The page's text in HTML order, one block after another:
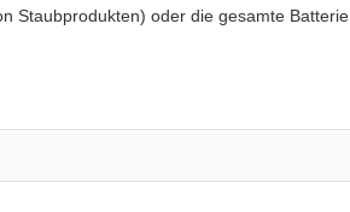
Staubprodukten) oder die gesamte Batterie